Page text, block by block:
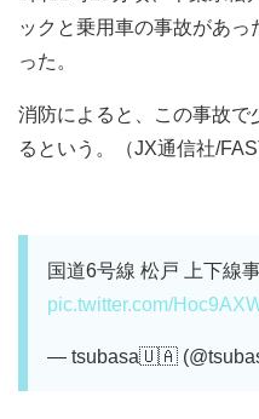
ックと乗用車の事故があ
った。
消防によると、この事故で
るという。（JX通信社/
国道6号線 松戸 上下線
pic.twitter.com/
— tsubasa🇺🇦